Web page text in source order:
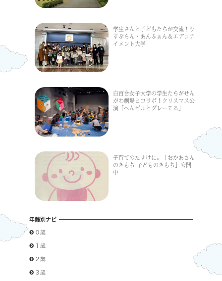
学生さんと子どもたちが交流！り
すぶらん・あんふぁん＆エデュテ
イメント大学
白百合女子大学の学生たちがせん
がわ劇場とコラボ！クリスマス公
演「へんゼルとグレーてる」
子育てのたすけに。「おかあさん
のきもち 子どものきもち」公開
中
年齢別ナビ
０歳
１歳
２歳
３歳